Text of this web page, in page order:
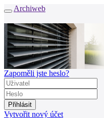
Archiweb
Zapoměli jste heslo?
Vytvořit nový účet